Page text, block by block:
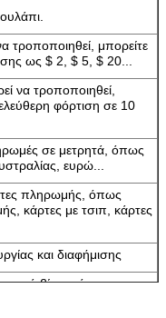
τροποποιηθεί, μπορείτε
ως $ 2, $ 5, $ 20...
να τροποποιηθεί,
φόρτιση σε 10
σε μετρητά, όπως
ευρώ...
πληρωμής, όπως
κάρτες με τσιπ, κάρτες
και διαφήμισης
βίντεο όσο και